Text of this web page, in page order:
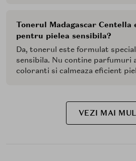
Tonerul Madagascar
pentru pielea sensibila?
Da, tonerul este formulat
sensibila. Nu contine parfumuri
coloranti si calmeaza eficient
VEZI MAI